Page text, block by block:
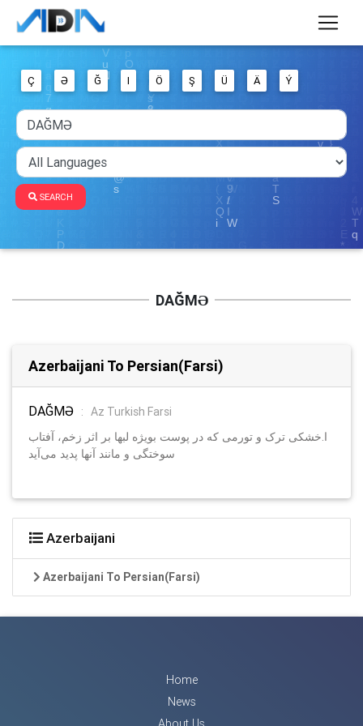
Ç Ə Ğ I Ö Ş Ü Ä Ý
SEARCH
DAĞMƏ
Azerbaijani To Persian(Farsi)
DAĞMƏ : Az Turkish Farsi
ا.خشکی ترک و تورمی‌ که در پوست بویژه لبها بر اثر زخم، آفتاب
سوختگی و مانند آنها پدید می‌آید
Azerbaijani
Azerbaijani To Persian(Farsi)
Home
News